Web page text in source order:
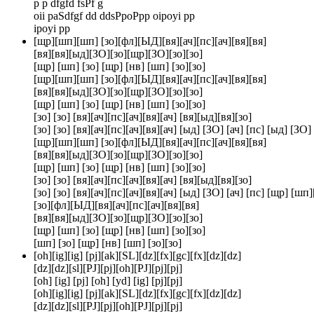
p p dfgfd fsPf g
oii paSdfgf dd ddsPpoPpp oipoyi pp
ipoyi pp
[щр][шп][шп] [зо][фл][ЫД][вя][ач][пс][ач][вя][вя]
[вя][вя][ыд][ЗО][зо][щр][ЗО][зо][зо]
[щр] [шп] [зо] [щр] [нв] [шп] [зо][зо]
[щр][шп][шп] [зо][фл][ЫД][вя][ач][пс][ач][вя][вя]
[вя][вя][ыд][ЗО][зо][щр][ЗО][зо][зо]
[щр] [шп] [зо] [щр] [нв] [шп] [зо][зо]
[зо] [зо] [вя][ач][пс][ач][вя][ач] [вя][ыд][вя][зо]
[зо] [зо] [вя][ач][пс][ач][вя][ач] [ыд] [ЗО] [ач] [пс] [ыд] [ЗО]
[щр][шп][шп] [зо][фл][ЫД][вя][ач][пс][ач][вя][вя]
[вя][вя][ыд][ЗО][зо][щр][ЗО][зо][зо]
[щр] [шп] [зо] [щр] [нв] [шп] [зо][зо]
[зо] [зо] [вя][ач][пс][ач][вя][ач] [вя][ыд][вя][зо]
[зо] [зо] [вя][ач][пс][ач][вя][ач] [ыд] [ЗО] [ач] [пс] [щр]
[зо][фл][ЫД][вя][ач][пс][ач][вя][вя]
[вя][вя][ыд][ЗО][зо][щр][ЗО][зо][зо]
[щр] [шп] [зо] [щр] [нв] [шп] [зо][зо]
[шп] [зо] [щр] [нв] [шп] [зо][зо]
[oh][ig][ig] [pj][ak][SL][dz][fx][gc][fx][dz][dz]
[dz][dz][sl][PJ][pj][oh][PJ][pj][pj]
[oh] [ig] [pj] [oh] [yd] [ig] [pj][pj]
[oh][ig][ig] [pj][ak][SL][dz][fx][gc][fx][dz][dz]
[dz][dz][sl][PJ][pj][oh][PJ][pj][pj]